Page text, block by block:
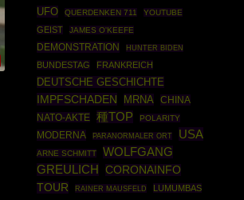
UFO QUERDENKEN 711 YOUTUBE
GEIST JAMES O'KEEFE
DEMONSTRATION HUNTER BIDEN
BUNDESTAG FRANKREICH
DEUTSCHE GESCHICHTE
IMPFSCHADEN MRNA CHINA
NATO-AKTE 種TOP POLARITY
MODERNA PARANORMALER ORT USA
ARNE SCHMITT
WOLFGANG
GREULICH
CORONAINFO
TOUR
RAINER MAUSFELD
LUMUMBAS